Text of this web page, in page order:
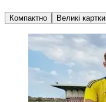
Компактно Великі картки